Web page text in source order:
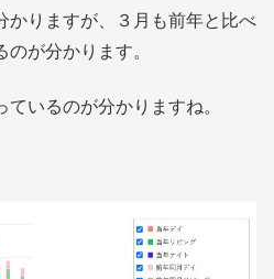
かりますが、３月も前年と比べ
が分かります。
いるのが分かりますね。